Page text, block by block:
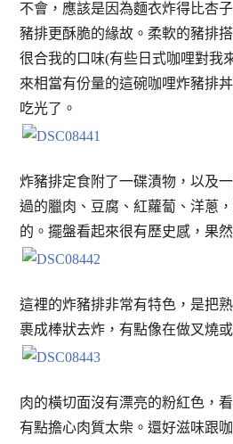
不會，應該是因為麵衣炸得比杏
豬排更酥脆的緣故。柔軟的豬排
很合我的口味(有些日式咖哩對我
來相當有份量的這碗咖哩炸豬排
吃光了。
炸豬排定食附了一碟漬物，以及
過的臘肉、豆腐、紅蘿蔔、洋蔥
的。擺盤看起來很有歷史感，果
這裡的炸豬排非常有特色，是把
裹成棒狀去炸，有點像在做叉燒
肉的橫切面沒有漂亮的粉紅色，
有點擔心肉質太柴。還好滋味跟